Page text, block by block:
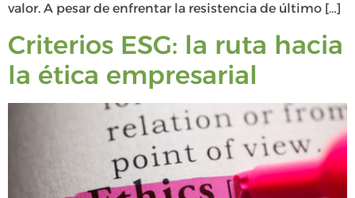
valor. A pesar de enfrentar la resistencia de último […]
Criterios ESG: la ruta hacia
la ética empresarial